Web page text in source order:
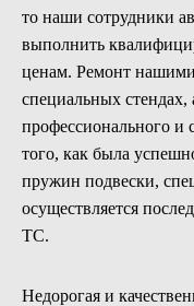
то наши сотрудники
выполнить
ценам. Ремонт
специальных стендах,
профессионального и
того, как была
пружин подвески,
осуществляется
ТС.
Недорогая и